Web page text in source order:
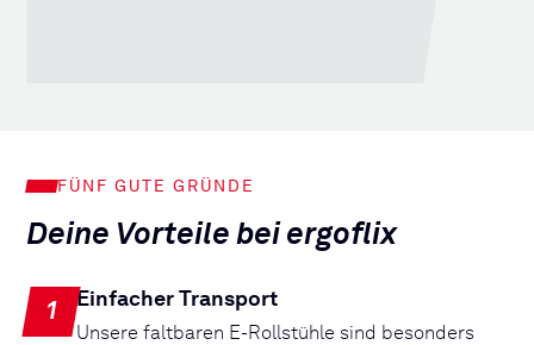
FÜNF GUTE GRÜNDE
Deine Vorteile bei ergoflix
1 Einfacher Transport
Unsere faltbaren E-Rollstühle sind besonders